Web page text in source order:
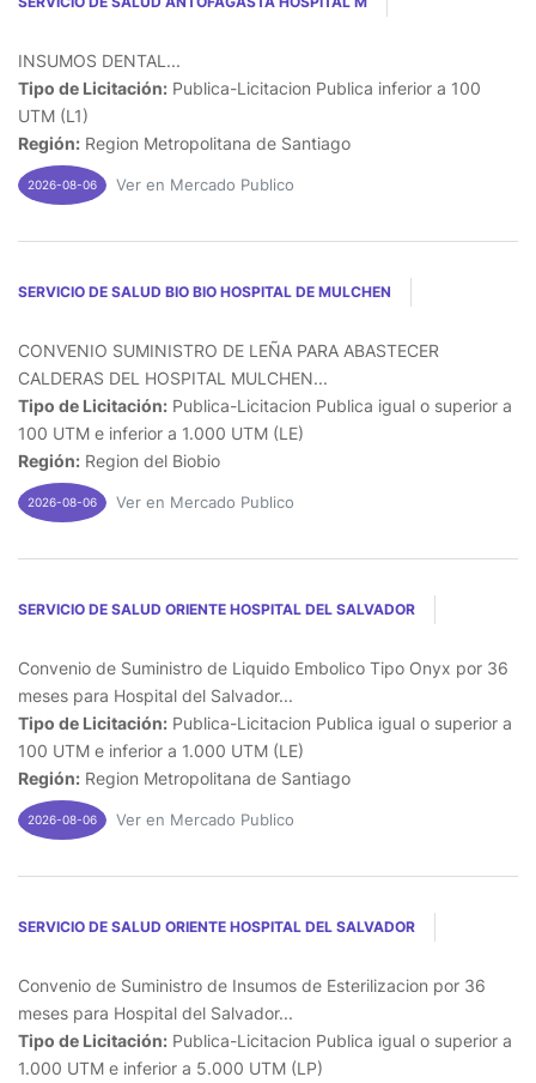
INSUMOS DENTAL...
Tipo de Licitación: Publica-Licitacion Publica inferior a 100
UTM (L1)
Región: Region Metropolitana de Santiago
2026-08-06 Ver en Mercado Publico
SERVICIO DE SALUD BIO BIO HOSPITAL DE MULCHEN
CONVENIO SUMINISTRO DE LEÑA PARA ABASTECER
CALDERAS DEL HOSPITAL MULCHEN...
Tipo de Licitación: Publica-Licitacion Publica igual o superior a
100 UTM e inferior a 1.000 UTM (LE)
Región: Region del Biobio
2026-08-06 Ver en Mercado Publico
SERVICIO DE SALUD ORIENTE HOSPITAL DEL SALVADOR
Convenio de Suministro de Liquido Embolico Tipo Onyx por 36
meses para Hospital del Salvador...
Tipo de Licitación: Publica-Licitacion Publica igual o superior a
100 UTM e inferior a 1.000 UTM (LE)
Región: Region Metropolitana de Santiago
2026-08-06 Ver en Mercado Publico
SERVICIO DE SALUD ORIENTE HOSPITAL DEL SALVADOR
Convenio de Suministro de Insumos de Esterilizacion por 36
meses para Hospital del Salvador...
Tipo de Licitación: Publica-Licitacion Publica igual o superior a
1.000 UTM e inferior a 5.000 UTM (LP)